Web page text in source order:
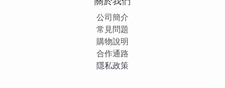
公司簡介
常見問題
購物說明
合作通路
隱私政策